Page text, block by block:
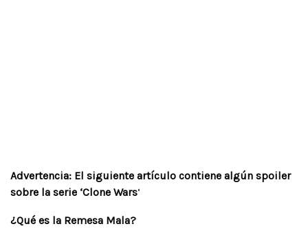
Advertencia: El siguiente artículo contiene algún spoiler
sobre la serie ‘Clone Wars‘
¿Qué es la Remesa Mala?